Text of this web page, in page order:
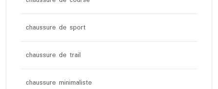
chaussure de sport
chaussure de trail
chaussure minimaliste